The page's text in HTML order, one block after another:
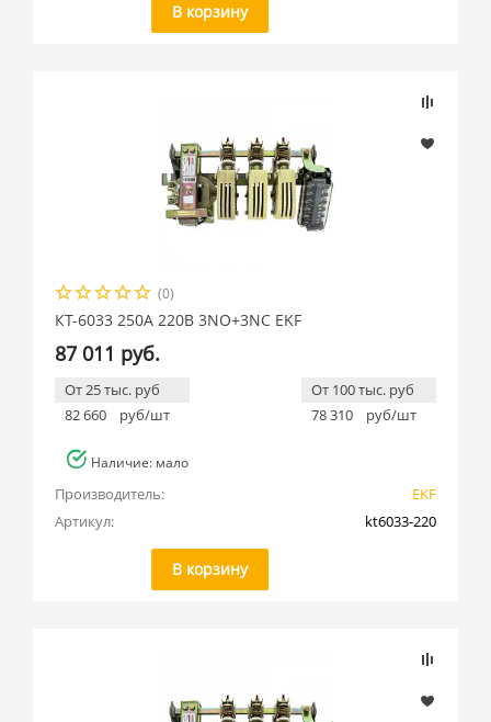
В корзину
(0)
КТ-6033 250А 220В 3NO+3NC EKF
87 011 руб.
От 25 тыс. руб
82 660
руб/шт
От 100 тыс. руб
78 310
руб/шт
Наличие: мало
Производитель:
EKF
Артикул:
kt6033-220
В корзину